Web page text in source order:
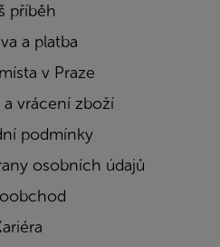
příběh
a platba
v Praze
a vrácení zboží
podmínky
osobních údajů